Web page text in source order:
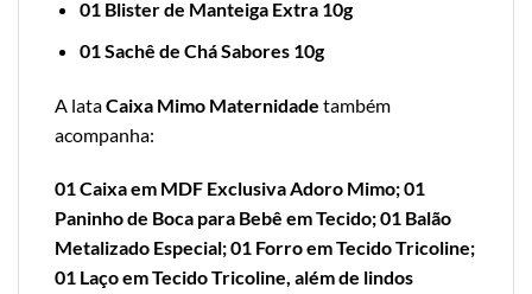
01 Blister de Manteiga Extra 10g
01 Sachê de Chá Sabores 10g
A lataCaixa Mimo Maternidade também
acompanha:
01 Caixa em MDF Exclusiva Adoro Mimo; 01
Paninho de Boca para Bebê em Tecido; 01 Balão
Metalizado Especial; 01 Forro em Tecido Tricoline;
01 Laço em Tecido Tricoline, além de lindos